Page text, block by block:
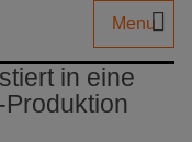
Menu
in eine